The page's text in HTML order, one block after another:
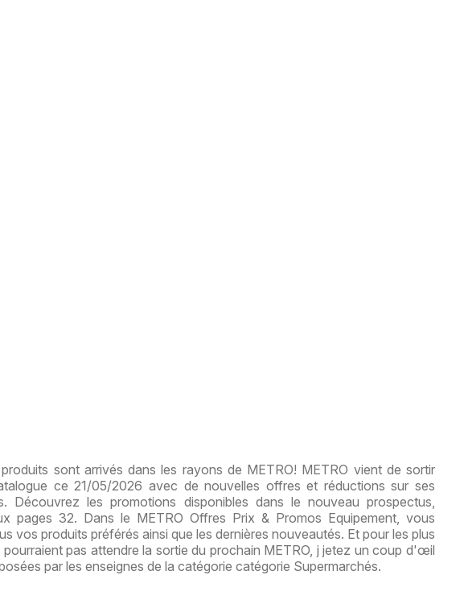
sont arrivés dans les rayons de METRO! METRO vient de sortir
ce 21/05/2026 avec de nouvelles offres et réductions sur ses
Découvrez les promotions disponibles dans le nouveau prospectus,
pages 32. Dans le METRO Offres Prix & Promos Equipement, vous
vos produits préférés ainsi que les dernières nouveautés. Et pour les plus
pourraient pas attendre la sortie du prochain METRO, j jetez un coup d'œil
par les enseignes de la catégorie catégorie Supermarchés.